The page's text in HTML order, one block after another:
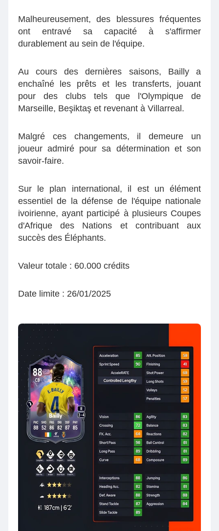
Malheureusement, des blessures fréquentes
ont entravé sa capacité à s'affirmer
durablement au sein de l'équipe.
Au cours des dernières saisons, Bailly a
enchaîné les prêts et les transferts, jouant
pour des clubs tels que l'Olympique de
Marseille, Beşiktaş et revenant à Villarreal.
Malgré ces changements, il demeure un
joueur admiré pour sa détermination et son
savoir-faire.
Sur le plan international, il est un élément
essentiel de la défense de l'équipe nationale
ivoirienne, ayant participé à plusieurs Coupes
d'Afrique des Nations et contribuant aux
succès des Éléphants.
Valeur totale : 60.000 crédits
Date limite : 26/01/2025